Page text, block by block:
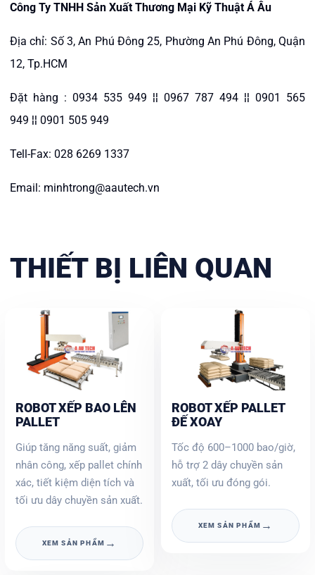
Công Ty TNHH Sản Xuất Thương Mại Kỹ Thuật Á Âu
Địa chỉ: Số 3, An Phú Đông 25, Phường An Phú Đông, Quận
12, Tp.HCM
Đặt hàng : 0934 535 949 ¦¦ 0967 787 494 ¦¦ 0901 565
949 ¦¦ 0901 505 949
Tell-Fax: 028 6269 1337
Email: minhtrong@aautech.vn
THIẾT BỊ LIÊN QUAN
ROBOT XẾP BAO LÊN
PALLET
Giúp tăng năng suất, giảm
nhân công, xếp pallet chính
xác, tiết kiệm diện tích và
tối ưu dây chuyền sản xuất.
XEM SẢN PHẨM →
ROBOT XẾP PALLET
ĐẾ XOAY
Tốc độ 600–1000 bao/giờ,
hỗ trợ 2 dây chuyền sản
xuất, tối ưu đóng gói.
XEM SẢN PHẨM →